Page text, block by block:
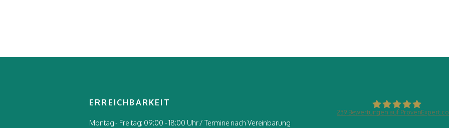
239Bewertungen auf
ERREICHBARKEIT
Montag - Freitag: 09:00 - 18:00 Uhr / Termine nach Vereinbarung